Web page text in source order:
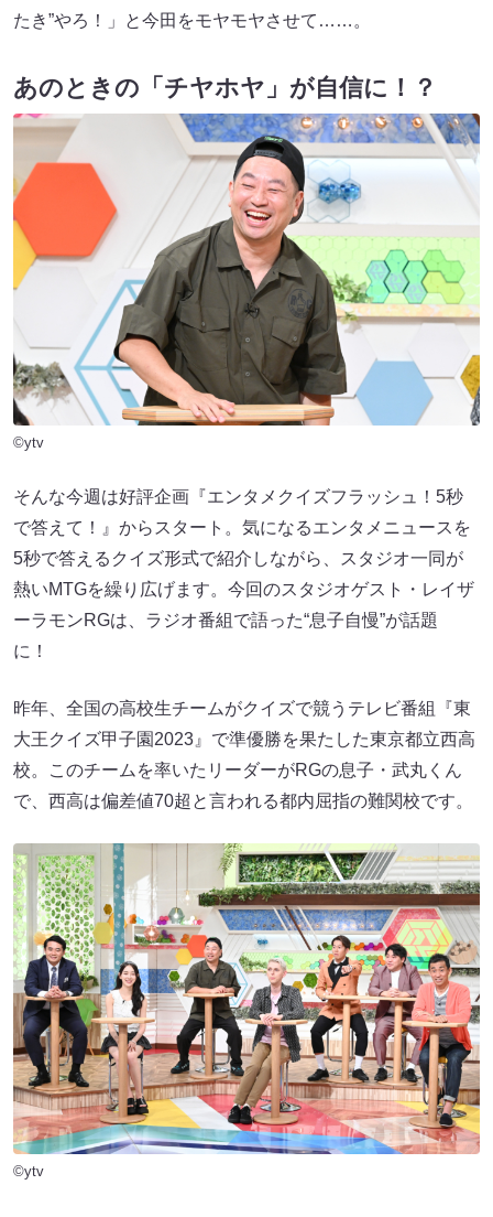
たき”やろ！」と今田をモヤモヤさせて……。
あのときの「チヤホヤ」が自信に！？
©ytv
そんな今週は好評企画『エンタメクイズフラッシュ！5秒
で答えて！』からスタート。気になるエンタメニュースを
5秒で答えるクイズ形式で紹介しながら、スタジオ一同が
熱いMTGを繰り広げます。今回のスタジオゲスト・レイザ
ーラモンRGは、ラジオ番組で語った“息子自慢”が話題
に！
昨年、全国の高校生チームがクイズで競うテレビ番組『東
大王クイズ甲子園2023』で準優勝を果たした東京都立西高
校。このチームを率いたリーダーがRGの息子・武丸くん
で、西高は偏差値70超と言われる都内屈指の難関校です。
©ytv